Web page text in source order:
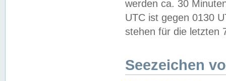
werden ca. 30
UTC ist gegen 0130
stehen für die letzten
Seezeichen